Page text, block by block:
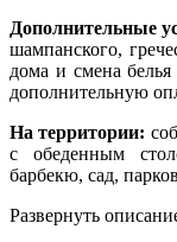
Дополнительные
шампанского,
дома и смена
дополнительную
На территории:
с обеденным
барбекю, сад,
Развернуть